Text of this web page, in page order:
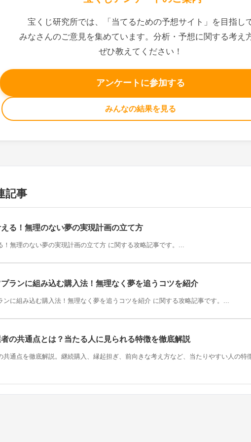
宝くじ研究所では、「当てるための予想サイト」を目指し
みなさんのご意見を集めています。分析・予想に関する考え
ぜひ教えてください！
アンケートに参加する
みんなの結果を見る
記事
る！無理のない夢の実現計画の立て方
！無理のない夢の実現計画の立て方 に関する攻略記事です。...
ランに組み込む購入法！無理なく夢を追うコツを紹介
ンに組み込む購入法！無理なく夢を追うコツを紹介 に関する攻略記事です。...
の共通点とは？当たる人に見られる特徴を徹底解説
共通点を徹底解説。継続購入、縁起担ぎ、前向きな考え方など、当たりやすい人の特